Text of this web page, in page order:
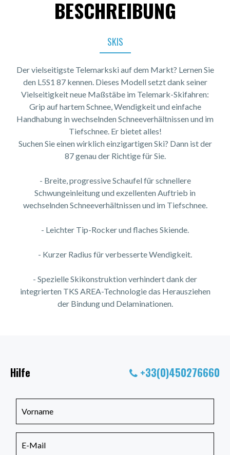
BESCHREIBUNG
SKIS
Der vielseitigste Telemarkski auf dem Markt? Lernen Sie
den L5S1 87 kennen. Dieses Modell setzt dank seiner
Vielseitigkeit neue Maßstäbe im Telemark-Skifahren:
Grip auf hartem Schnee, Wendigkeit und einfache
Handhabung in wechselnden Schneeverhältnissen und im
Tiefschnee. Er bietet alles!
Suchen Sie einen wirklich einzigartigen Ski? Dann ist der
87 genau der Richtige für Sie.
- Breite, progressive Schaufel für schnellere
Schwungeinleitung und exzellenten Auftrieb in
wechselnden Schneeverhältnissen und im Tiefschnee.
- Leichter Tip-Rocker und flaches Skiende.
- Kurzer Radius für verbesserte Wendigkeit.
- Spezielle Skikonstruktion verhindert dank der
integrierten TKS AREA-Technologie das Herausziehen
der Bindung und Delaminationen.
Hilfe +33(0)450276660